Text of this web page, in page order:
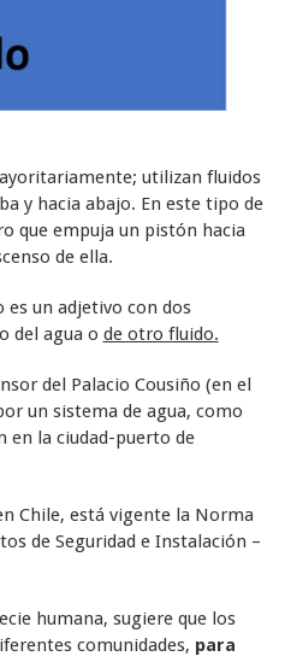
utilizan fluidos
y hacia abajo. En este tipo de
que empuja un pistón hacia
de ella.
un adjetivo con dos
del agua o de otro fluido.
del Palacio Cousiño (en el
un sistema de agua, como
en la ciudad-puerto de
Chile, está vigente la Norma
de Seguridad e Instalación –
humana, sugiere que los
comunidades, para